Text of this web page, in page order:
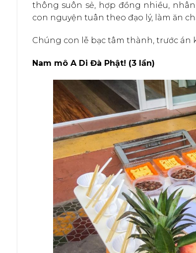
thông suôn sẻ, hợp đồng nhiều,
con nguyện tuân theo đạo lý, làm ăn
Chúng con lễ bạc tâm thành, trước án
Nam mô A Di Đà Phật! (3 lần)